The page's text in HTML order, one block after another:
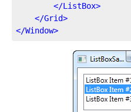
</ListBox>
</Grid>
</Window>